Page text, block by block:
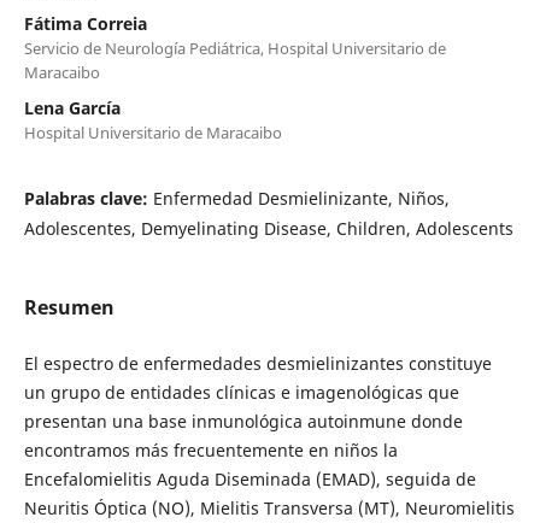
Fátima Correia
Servicio de Neurología Pediátrica, Hospital Universitario de
Maracaibo
Lena García
Hospital Universitario de Maracaibo
Palabras clave: Enfermedad Desmielinizante, Niños,
Adolescentes, Demyelinating Disease, Children, Adolescents
Resumen
El espectro de enfermedades desmielinizantes constituye
un grupo de entidades clínicas e imagenológicas que
presentan una base inmunológica autoinmune donde
encontramos más frecuentemente en niños la
Encefalomielitis Aguda Diseminada (EMAD), seguida de
Neuritis Óptica (NO), Mielitis Transversa (MT), Neuromielitis